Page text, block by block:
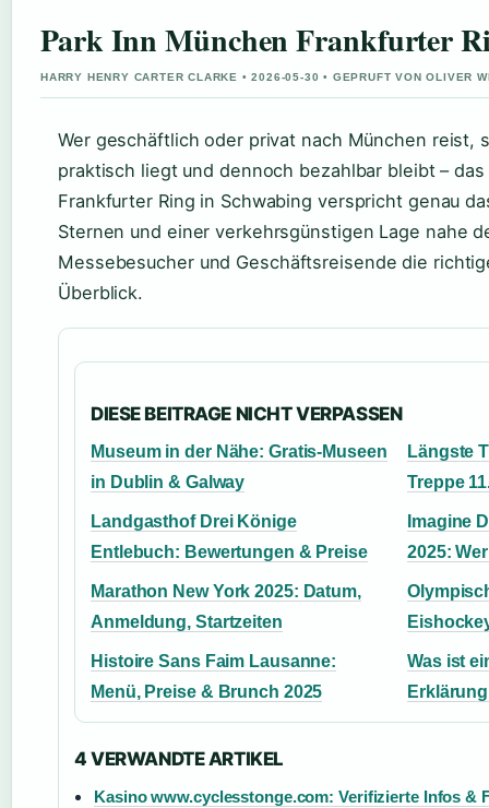
Park Inn München Frankfurter
HARRY HENRY CARTER CLARKE • 2026-05-30 • GEPRUFT VON OLIVER
Wer geschäftlich oder privat nach München reist,
praktisch liegt und dennoch bezahlbar bleibt – das
Frankfurter Ring in Schwabing verspricht genau
Sternen und einer verkehrsgünstigen Lage nahe
Messebesucher und Geschäftsreisende die
Überblick.
DIESE BEITRAGE NICHT VERPASSEN
Museum in der Nähe: Gratis-Museen
in Dublin & Galway
Längste
Treppe
Landgasthof Drei Könige
Entlebuch: Bewertungen & Preise
Imagine
2025:
Marathon New York 2025: Datum,
Anmeldung, Startzeiten
Histoire Sans Faim Lausanne:
Menü, Preise & Brunch 2025
Was ist
4 VERWANDTE ARTIKEL
Kasino www.cyclesstonge.com: Verifizierte Infos &